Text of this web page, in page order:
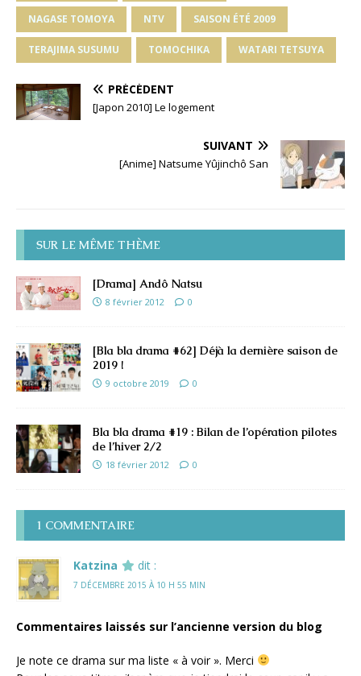
NAGASE TOMOYA NTV SAISON ÉTÉ 2009
TERAJIMA SUSUMU TOMOCHIKA WATARI TETSUYA
PRÉCÉDENT
[Japon 2010] Le logement
SUIVANT
[Anime] Natsume Yûjinchô San
SUR LE MÊME THÈME
[Drama] Andô Natsu
8 février 2012 0
[Bla bla drama #62] Déjà la dernière saison de
2019 !
9 octobre 2019 0
Bla bla drama #19 : Bilan de l’opération pilotes
de l’hiver 2/2
18 février 2012 0
1 COMMENTAIRE
Katzina dit :
7 DÉCEMBRE 2015 À 10 H 55 MIN
Commentaires laissés sur l’ancienne version du blog
Je note ce drama sur ma liste « à voir ». Merci